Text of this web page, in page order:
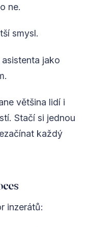
ne.
smysl.
jako
většina lidí i
Stačí si jednou
každý
inzerátů: